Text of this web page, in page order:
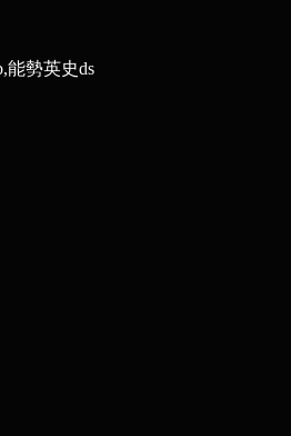
能勢英史ds